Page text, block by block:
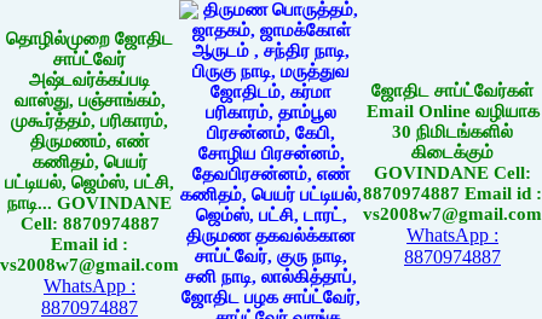
தொழில்முறை ஜோதிட
சாப்ட்வேர்
அஷ்டவர்க்கப்படி
வாஸ்து, பஞ்சாங்கம்,
முகூர்த்தம், பரிகாரம்,
திருமணம், எண்
கணிதம், பெயர்
பட்டியல், ஜெம்ஸ், பட்சி,
நாடி... GOVINDANE
Cell: 8870974887
Email id :
vs2008w7@gmail.com
WhatsApp :
8870974887
ஜோதிட சாப்ட்வேர்கள்
Email Online வழியாக
30 நிமிடங்களில்
கிடைக்கும்
GOVINDANE Cell:
8870974887 Email id :
vs2008w7@gmail.com
WhatsApp :
8870974887